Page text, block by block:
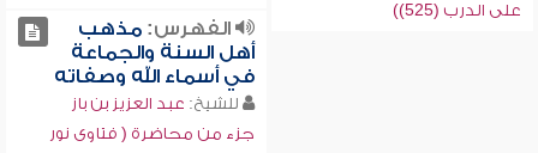
على الدرب (525))
الفهرس:مذهب
أهل السنة والجماعة
في أسماء الله وصفاته
للشيخ: عبد العزيز بن باز
جزء من محاضرة ( فتاوى نور